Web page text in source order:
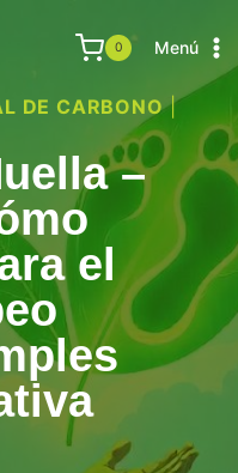
0 Menú
DE CARBONO|
–
el